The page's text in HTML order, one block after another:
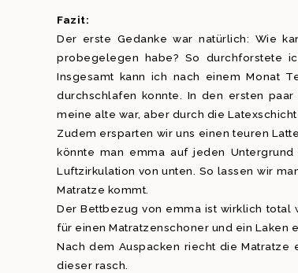
Fazit:
Der erste Gedanke war natürlich: Wie
probegelegen habe? So durchforstete
Insgesamt kann ich nach einem Monat
durchschlafen konnte. In den ersten
meine alte war, aber durch die
Zudem ersparten wir uns einen teuren
könnte man emma auf jeden
Luftzirkulation von unten. So lassen wir
Matratze kommt.
Der Bettbezug von emma ist wirklich total
für einen Matratzenschoner und ein Laken
Nach dem Auspacken riecht die Matratze
dieser rasch.